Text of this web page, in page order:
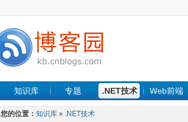
知识库 专题 .NET技术 Web前端
您的位置： 知识库 » .NET技术